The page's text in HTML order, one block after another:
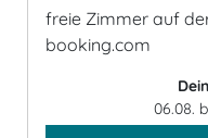
freie Zimmer auf
booking.com
06.08.